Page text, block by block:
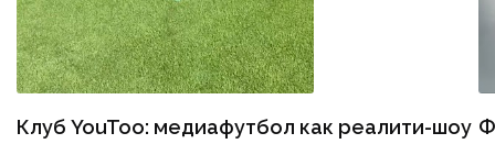
Клуб YouToo: медиафутбол как реалити-шоу